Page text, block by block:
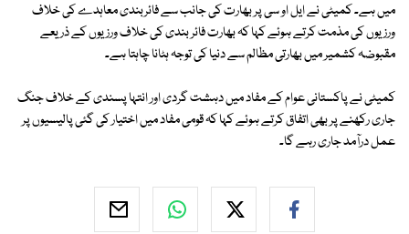
میں ہے۔ کمیٹی نے ایل او سی پر بھارت کی جانب سے فائربندی معاہدے کی خلاف
ورزیوں کی مذمت کرتے ہوئے کہا کہ بھارت فائر بندی کی خلاف ورزیوں کے ذریعے
مقبوضہ کشمیر میں بھارتی مظالم سے دنیا کی توجہ ہٹانا چاہتا ہے۔
کمیٹی نے پاکستانی عوام کے مفاد میں دہشت گردی اور انتہا پسندی کے خلاف جنگ
جاری رکھنے پر بھی اتفاق کرتے ہوئے کہا کہ قومی مفاد میں اختیار کی گئی پالیسیوں پر
عمل درآمد جاری رہے گا۔